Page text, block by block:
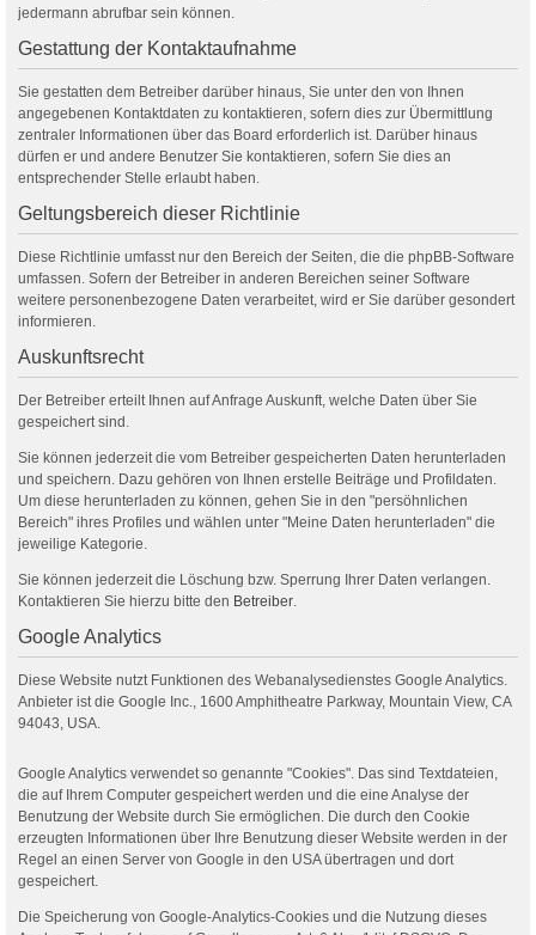
jedermann abrufbar sein können.
Gestattung der Kontaktaufnahme
Sie gestatten dem Betreiber darüber hinaus, Sie unter den von Ihnen
angegebenen Kontaktdaten zu kontaktieren, sofern dies zur Übermittlung
zentraler Informationen über das Board erforderlich ist. Darüber hinaus
dürfen er und andere Benutzer Sie kontaktieren, sofern Sie dies an
entsprechender Stelle erlaubt haben.
Geltungsbereich dieser Richtlinie
Diese Richtlinie umfasst nur den Bereich der Seiten, die die phpBB-Software
umfassen. Sofern der Betreiber in anderen Bereichen seiner Software
weitere personenbezogene Daten verarbeitet, wird er Sie darüber gesondert
informieren.
Auskunftsrecht
Der Betreiber erteilt Ihnen auf Anfrage Auskunft, welche Daten über Sie
gespeichert sind.
Sie können jederzeit die vom Betreiber gespeicherten Daten herunterladen
und speichern. Dazu gehören von Ihnen erstelle Beiträge und Profildaten.
Um diese herunterladen zu können, gehen Sie in den "persöhnlichen
Bereich" ihres Profiles und wählen unter "Meine Daten herunterladen" die
jeweilige Kategorie.
Sie können jederzeit die Löschung bzw. Sperrung Ihrer Daten verlangen.
Kontaktieren Sie hierzu bitte den Betreiber.
Google Analytics
Diese Website nutzt Funktionen des Webanalysedienstes Google Analytics.
Anbieter ist die Google Inc., 1600 Amphitheatre Parkway, Mountain View, CA
94043, USA.
Google Analytics verwendet so genannte "Cookies". Das sind Textdateien,
die auf Ihrem Computer gespeichert werden und die eine Analyse der
Benutzung der Website durch Sie ermöglichen. Die durch den Cookie
erzeugten Informationen über Ihre Benutzung dieser Website werden in der
Regel an einen Server von Google in den USA übertragen und dort
gespeichert.
Die Speicherung von Google-Analytics-Cookies und die Nutzung dieses